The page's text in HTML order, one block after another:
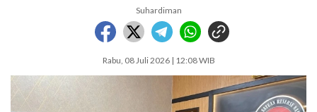
Suhardiman
Rabu, 08 Juli 2026 | 12:08 WIB